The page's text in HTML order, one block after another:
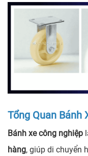
Tổng Quan Bánh
Bánh xe công nghiệp
hàng, giúp di chuyển